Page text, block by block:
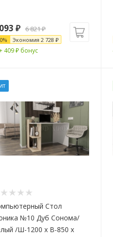
₽ 6 821₽
% Экономия 2 728 ₽
409 ₽ бонус
Стол
№10 Дуб Сонома/
/Ш-1200 x В-850 x